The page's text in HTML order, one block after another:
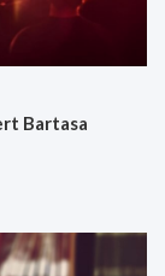
Bartasa